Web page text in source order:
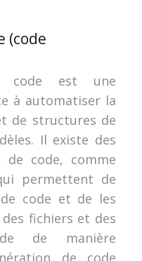
(code
code est une
à automatiser la
de structures de
Il existe des
code, comme
permettent de
code et de les
fichiers et des
de manière
de code